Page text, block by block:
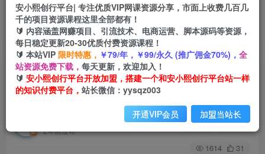
首页 创业课程 会员专属 正文
（6645期）颜值打分的升级玩法，一条作品4000
收藏，简单粗暴，收益很高
2年前发布
关注 私信
1614 31
安小熙创行平台| 专注优质VIP网课资源分享，市面上收费几百几
千的项目资源课程这里全部都有！
🔰 内容涵盖网赚项目、引流技术、电商运营、脚本源码等资源，
每日稳定更新20-30优质付费资源课程！
🔰 本站VIP 限时特惠， ￥79/年，￥99/永久 (推广佣金70%)， 全
站资源免费下载， 每天更新，欢迎加入！
🔰 安小熙创行平台开放加盟，搭建一个和安小熙创行平台站一样
的知识付费平台， 站长微信：yysqz003
开通VIP会员 加盟当站长